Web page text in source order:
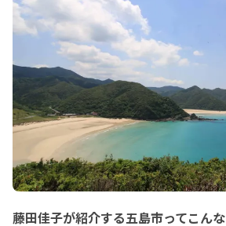
藤田佳子が紹介する五島市ってこんな